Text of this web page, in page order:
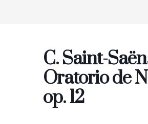
C. Saint-
Oratorio de
op. 12